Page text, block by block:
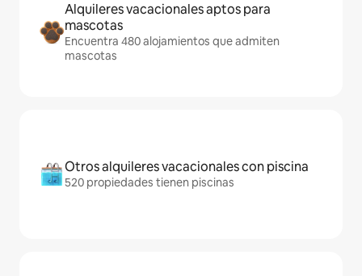
Alquileres vacacionales aptos para
mascotas
Encuentra 480 alojamientos que admiten
mascotas
Otros alquileres vacacionales con piscina
520 propiedades tienen piscinas